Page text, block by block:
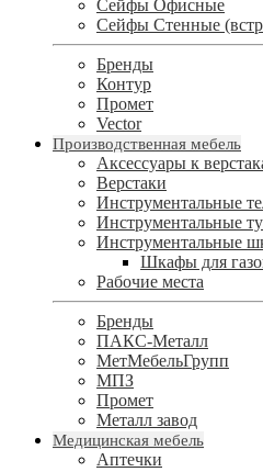
Сейфы Офисные
Сейфы Стенные
Бренды
Контур
Промет
Vector
Производственная мебель
Аксессуары к
Верстаки
Инструментальные
Инструментальные
Инструментальные
Шкафы для
Рабочие места
Бренды
ПАКС-Металл
МетМебельГрупп
МПЗ
Промет
Металл завод
Медицинская мебель
Аптечки